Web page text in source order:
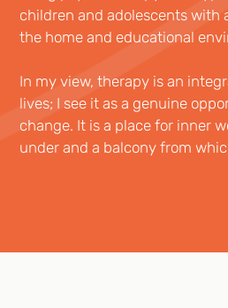
children and adolescents with
the home and educational
In my view, therapy is an
lives; I see it as a genuine
change. It is a place for inner
under and a balcony from